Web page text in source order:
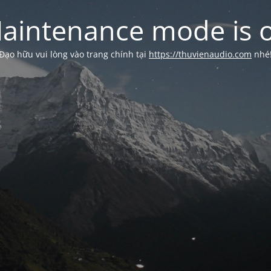
mode is
hữu vui lòng vào trang chính tại https://thuvienaudio.com